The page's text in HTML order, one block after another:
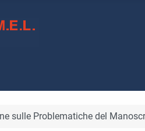
sulle Problematiche del